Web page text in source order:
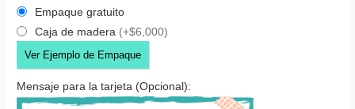
Empaque gratuito
Caja de madera (+$6,000)
Ver Ejemplo de Empaque
Mensaje para la tarjeta (Opcional):